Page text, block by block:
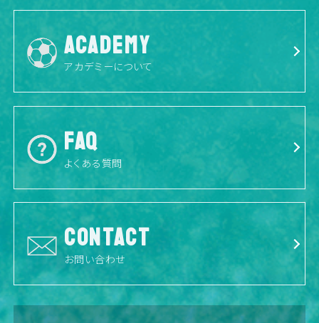
ACADEMY
アカデミーについて
FAQ
よくある質問
CONTACT
お問い合わせ